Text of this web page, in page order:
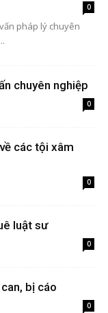
0
pháp lý chuyên
chuyên nghiệp
0
các tội xâm
0
luật sư
0
bị cáo
0